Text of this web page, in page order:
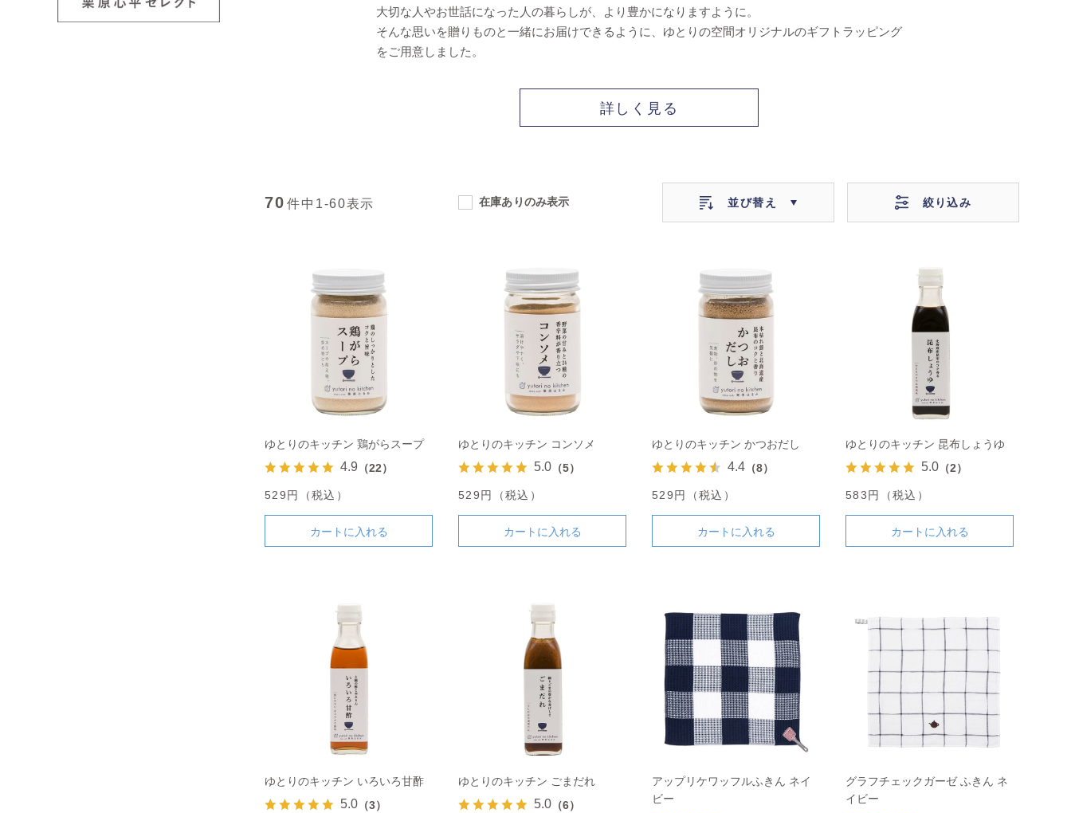
大切な人やお世話になった人の暮らしが、より豊かになりますように。
そんな思いを贈りものと一緒にお届けできるように、ゆとりの空間オリジナルのギフトラッピング
をご用意しました。
詳しく見る
70 件中 1-60表示 在庫ありのみ表示 並び替え 絞り込み
ゆとりのキッチン 鶏がらスープ
4.9 （22）
529円（税込）
カートに入れる
ゆとりのキッチン コンソメ
5.0 （5）
529円（税込）
カートに入れる
ゆとりのキッチン かつおだし
4.4 （8）
529円（税込）
カートに入れる
ゆとりのキッチン 昆布しょうゆ
5.0 （2）
583円（税込）
カートに入れる
ゆとりのキッチン いろいろ甘酢
5.0 （3）
ゆとりのキッチン ごまだれ
5.0 （6）
アップリケワッフルふきん ネイ
ビー
グラフチェックガーゼ ふきん ネ
イビー